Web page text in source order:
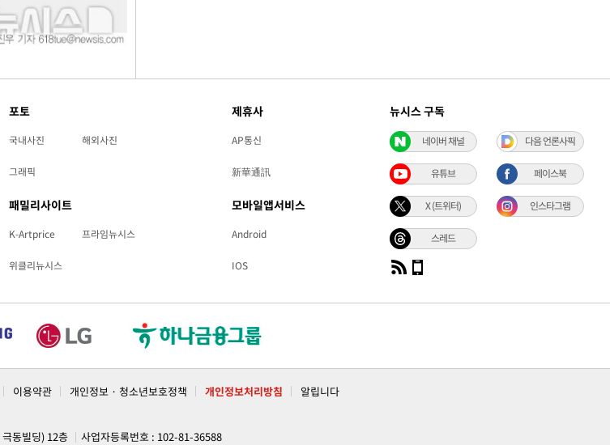
포토
국내사진 해외사진
그래픽
패밀리사이트
K-Artprice 프라임뉴시스
위클리뉴시스
제휴사
AP통신
新華通訊
모바일앱서비스
Android
IOS
뉴시스 구독
네이버 채널 다음 언론사픽
유튜브 페이스북
X (트위터) 인스타그램
스레드
이용약관 개인정보 · 청소년보호정책 개인정보처리방침 알립니다
동빌딩) 12층 사업자등록번호 : 102-81-36588